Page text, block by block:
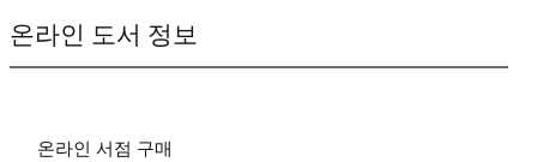
온라인 도서 정보
온라인 서점 구매